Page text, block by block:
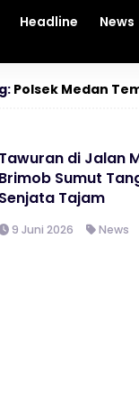
Headline News
Polsek Medan
di Jalan
Sumut
Tajam
9 Juni 2026 News